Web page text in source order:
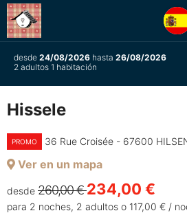
desde 24/08/2026 hasta 26/08/2026
2 adultos 1 habitación
Hissele
PROMO 36 Rue Croisée - 67600
Ver en un mapa
desde 260,00 €234,00 €
para 2 noches, 2 adultos o 117,00 € /